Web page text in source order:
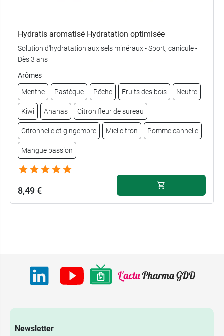
Hydratis aromatisé Hydratation optimisée
Solution d'hydratation aux sels minéraux - Sport, canicule -
Dès 3 ans
Arômes
Menthe Pastèque Pêche Fruits des bois Neutre
Kiwi Ananas Citron fleur de sureau
Citronnelle et gingembre Miel citron Pomme cannelle
Mangue passion
8,49 €
8,49 €
Newsletter